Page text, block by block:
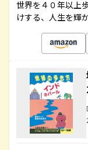
世界を４０年以上
けする、人生を輝